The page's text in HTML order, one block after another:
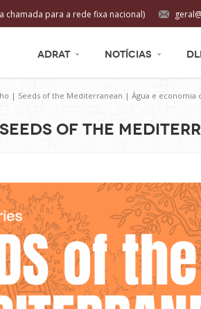
chamada para a rede fixa nacional)
ADRAT NOTÍCIAS
| Seeds of the Mediterranean | Água e economia
of the